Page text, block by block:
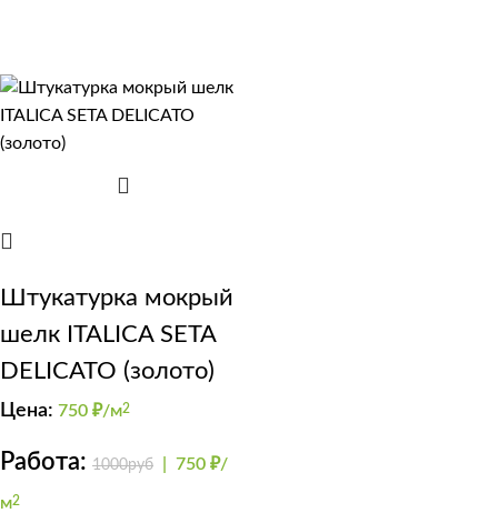
Штукатурка мокрый
шелк ITALICA SETA
DELICATO (золото)
Цена: 750 ₽/м2
Работа: 1000руб 750 ₽/
м2